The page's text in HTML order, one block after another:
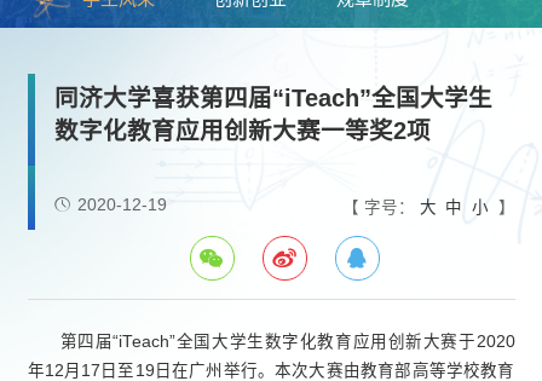
同济大学喜获第四届“iTeach”全国大学生
数字化教育应用创新大赛一等奖2项
2020-12-19 【 字号： 大 中 小 】
第四届“iTeach”全国大学生数字化教育应用创新大赛于2020
年12月17日至19日在广州举行。本次大赛由教育部高等学校教育